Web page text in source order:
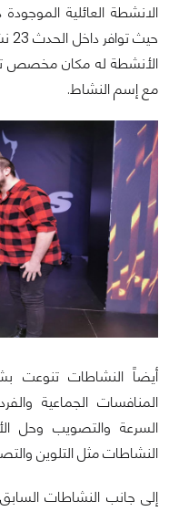
الانشطة العائلية
الأنشطة له مكان مخصص
مع إسم النشاط.
أيضاً النشاطات تنوعت
المنافسات الجماعية
السرعة والتصويب وحل
النشاطات مثل التلوين
إلى جانب النشاطات